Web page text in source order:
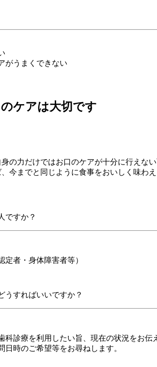
がうまくできない
ケアは大切です
の力だけではお口のケアが十分に行えな
今までと同じように食事をおいしく味わ
ですか？
者・身体障害者等）
うすればいいですか？
診療を利用したい旨、現在の状況をお伝
時のご希望等をお尋ねします。